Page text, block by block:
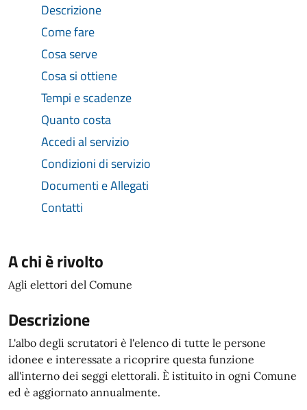
Descrizione
Come fare
Cosa serve
Cosa si ottiene
Tempi e scadenze
Quanto costa
Accedi al servizio
Condizioni di servizio
Documenti e Allegati
Contatti
A chi è rivolto
Agli elettori del Comune
Descrizione
L'albo degli scrutatori è l'elenco di tutte le persone
idonee e interessate a ricoprire questa funzione
all'interno dei seggi elettorali. È istituito in ogni Comune
ed è aggiornato annualmente.